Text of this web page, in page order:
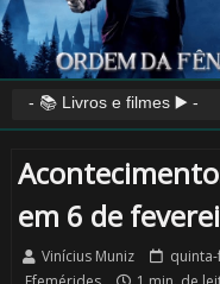
em 6 de
Vinícius Muniz